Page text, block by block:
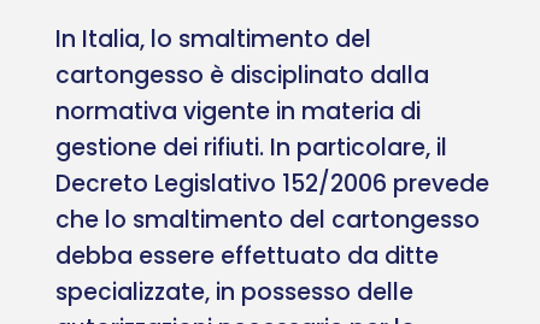
In Italia, lo smaltimento del
cartongesso è disciplinato dalla
normativa vigente in materia di
gestione dei rifiuti. In particolare, il
Decreto Legislativo 152/2006 prevede
che lo smaltimento del cartongesso
debba essere effettuato da ditte
specializzate, in possesso delle